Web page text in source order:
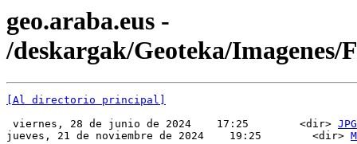
geo.araba.eus -
/deskargak/Geoteka/Imagenes/
[Al directorio principal]
viernes, 28 de junio de 2024    17:25        <dir> JPG
jueves, 21 de noviembre de 2024    19:25        <dir>